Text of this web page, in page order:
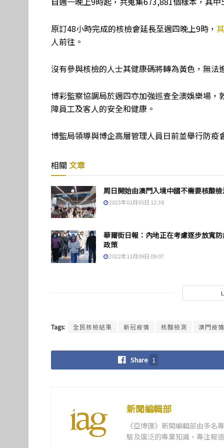
原訂48小時完成的核檢會延長至週四晚上9時，
人前往。
沒有參與核檢的人士其健康碼將轉為黃色，無
博彩監察協調局於週四亦加強巡查全澳娛樂場
障員工及客人的安全和健康。
博監局領導與博企高層管理人員日前並舉行防
相關 文章
周日開始由澳門入境中國不需要核酸
2023年01月05日 12:38
華爾街日報：內地正在考慮逐步放寬
政策
2022年11月09日 09:07
Tags: 全民核檢結果 新冠疫情 核酸檢測 澳門疫情
Share 1
新聞編輯部
《亞博匯》新聞編輯部由多名
驗及廣泛的專業知識，專注報